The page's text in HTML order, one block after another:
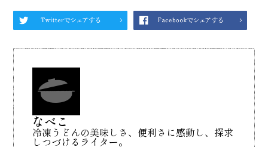
なべこ
冷凍うどんの美味しさ、便利さに感動し、探求
しつづけるライター。